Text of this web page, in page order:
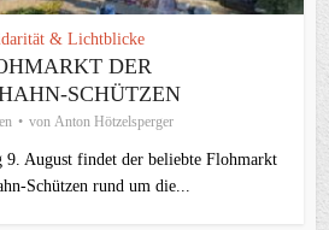
& Lichtblicke
DER
SCHÜTZEN
von Anton Hötzelsperger
9. August findet der beliebte Flohmarkt
Schützen rund um die...